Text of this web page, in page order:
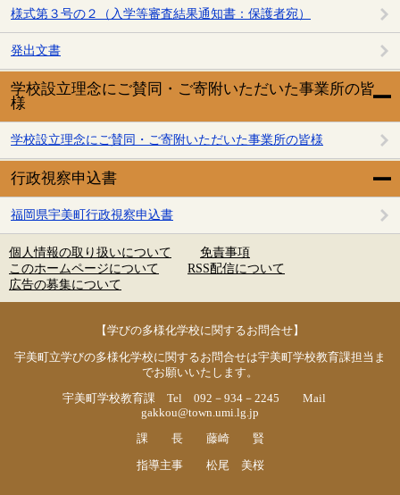
様式第３号の２（入学等審査結果通知書：保護者宛）
発出文書
学校設立理念にご賛同・ご寄附いただいた事業所の皆
様
学校設立理念にご賛同・ご寄附いただいた事業所の皆様
行政視察申込書
福岡県宇美町行政視察申込書
個人情報の取り扱いについて
免責事項
このホームページについて
RSS配信について
広告の募集について
【学びの多様化学校に関するお問合せ】
宇美町立学びの多様化学校に関するお問合せは宇美町学校教育課担当ま
でお願いいたします。
宇美町学校教育課 Tel 092－934－2245 Mail
gakkou@town.umi.lg.jp
課 長 藤崎 賢
指導主事 松尾 美桜